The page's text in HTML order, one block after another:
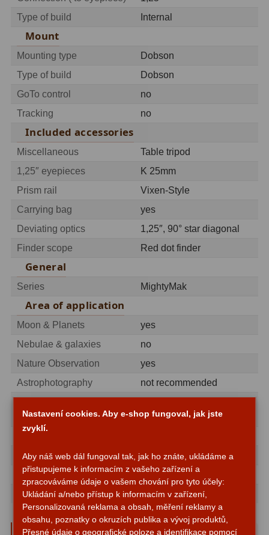
Adaptéry T239
Adaptéry M48
Filtry Pass6
Filtry Block
Filtry Clip5
Filtry CCD Hα, OIII
Filtrová kola a rámy
Zaostření11
ADC, Tilting
Komponenty78
Helical výtahy11
Adaptéry k okulárovým
výtahům8
Sekundární zrcadla6
Příslušenství188
Redukce 1,25" a 2"17
Type of build
Internal
Mount
Mounting type
Dobson
Type of build
Dobson
GoTo control
no
Tracking
no
Included accessories
Miscellaneous
Table tripod
1,25″ eyepieces
K 25mm
Prism rail
Vixen-Style
Carrying bag
yes
Deviating optics
1,25″, 90° star diagonal
Finder scope
Red dot finder
General
Series MightyMak
Area of application
Moon & Planets
yes
Nebulae & galaxies
no
Nature Observation
yes
Astrophotography
not recommended
Sun
with appropriate Sun filter)
recommended for
Beginners
yes
Advanced
no
Observatories
no
Nastavení cookies. Aby e-shop fungoval, jak jste
zvyklí.
Aby náš web dál fungoval tak, jak ho znáte, ukládáme a
přistupujeme k informacím z vašeho zařízení a
zpracováváme údaje o vašem chování pro tyto účely:
Ukládání a/nebo přístup k informacím v zařízení,
Personalizovaná reklama a obsah, měření reklamy a
obsahu, poznatky o okruzích publika a vývoj produktů,
Přesné údaje o geografické poloze a identifikace pomocí